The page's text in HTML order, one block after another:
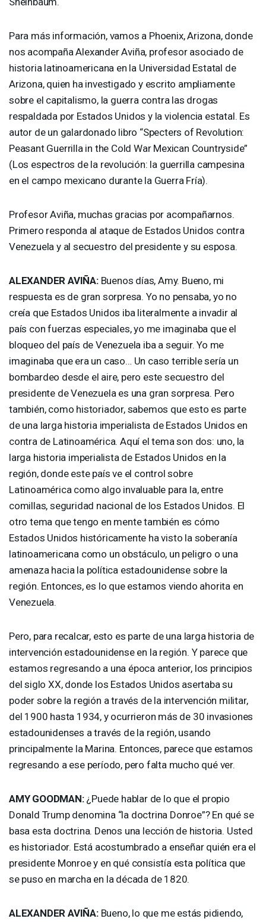
Para más información, vamos a Phoenix, Arizona, donde
nos acompaña Alexander Aviña, profesor asociado de
historia latinoamericana en la Universidad Estatal de
Arizona, quien ha investigado y escrito ampliamente
sobre el capitalismo, la guerra contra las drogas
respaldada por Estados Unidos y la violencia estatal. Es
autor de un galardonado libro “Specters of Revolution:
Peasant Guerrilla in the Cold War Mexican Countryside”
(Los espectros de la revolución: la guerrilla campesina
en el campo mexicano durante la Guerra Fría).
Profesor Aviña, muchas gracias por acompañarnos.
Primero responda al ataque de Estados Unidos contra
Venezuela y al secuestro del presidente y su esposa.
ALEXANDER AVIÑA:Buenos días, Amy. Bueno, mi
respuesta es de gran sorpresa. Yo no pensaba, yo no
creía que Estados Unidos iba literalmente a invadir al
país con fuerzas especiales, yo me imaginaba que el
bloqueo del país de Venezuela iba a seguir. Yo me
imaginaba que era un caso… Un caso terrible sería un
bombardeo desde el aire, pero este secuestro del
presidente de Venezuela es una gran sorpresa. Pero
también, como historiador, sabemos que esto es parte
de una larga historia imperialista de Estados Unidos en
contra de Latinoamérica. Aquí el tema son dos: uno, la
larga historia imperialista de Estados Unidos en la
región, donde este país ve el control sobre
Latinoamérica como algo invaluable para la, entre
comillas, seguridad nacional de los Estados Unidos. El
otro tema que tengo en mente también es cómo
Estados Unidos históricamente ha visto la soberanía
latinoamericana como un obstáculo, un peligro o una
amenaza hacia la política estadounidense sobre la
región. Entonces, es lo que estamos viendo ahorita en
Venezuela.
Pero, para recalcar, esto es parte de una larga historia de
intervención estadounidense en la región. Y parece que
estamos regresando a una época anterior, los principios
del siglo XX, donde los Estados Unidos asertaba su
poder sobre la región a través de la intervención militar,
del 1900 hasta 1934, y ocurrieron más de 30 invasiones
estadounidenses a través de la región, usando
principalmente la Marina. Entonces, parece que estamos
regresando a ese período, pero falta mucho qué ver.
AMY GOODMAN:¿Puede hablar de lo que el propio
Donald Trump denomina “la doctrina Donroe”? En qué se
basa esta doctrina. Denos una lección de historia. Usted
es historiador. Está acostumbrado a enseñar quién era el
presidente Monroe y en qué consistía esta política que
se puso en marcha en la década de 1820.
ALEXANDER AVIÑA:Bueno, lo que me estás pidiendo,